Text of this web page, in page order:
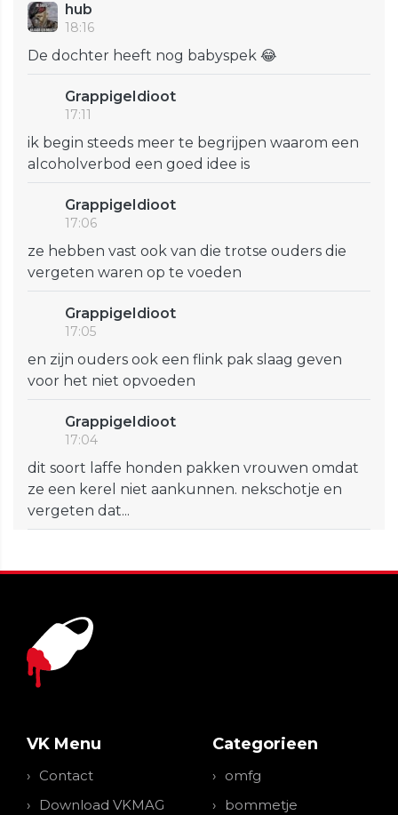
hub
18:16
De dochter heeft nog babyspek 😂
GrappigeIdioot
17:11
ik begin steeds meer te begrijpen waarom een
alcoholverbod een goed idee is
GrappigeIdioot
17:06
ze hebben vast ook van die trotse ouders die
vergeten waren op te voeden
GrappigeIdioot
17:05
en zijn ouders ook een flink pak slaag geven
voor het niet opvoeden
GrappigeIdioot
17:04
dit soort laffe honden pakken vrouwen omdat
ze een kerel niet aankunnen. nekschotje en
vergeten dat...
VK Menu
Contact
Download VKMAG
Categorieen
omfg
bommetje